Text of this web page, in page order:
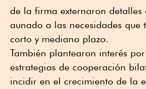
de la firma externaron detalles
aunado a las necesidades que
corto y mediano plazo.
También plantearon interés
estrategias de cooperación
incidir en el crecimiento de la